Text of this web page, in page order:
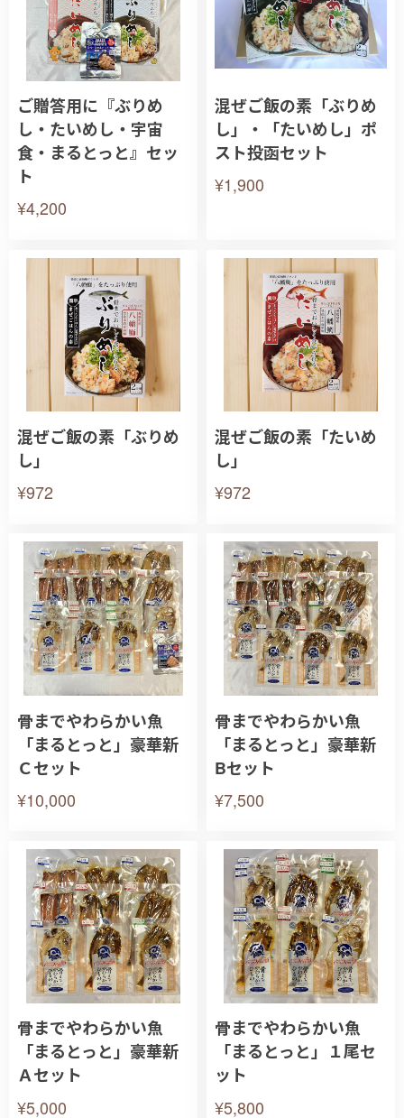
ご贈答用に『ぶりめ
し・たいめし・宇宙
食・まるとっと』セッ
ト
¥4,200
混ぜご飯の素「ぶりめ
し」・「たいめし」ポ
スト投函セット
¥1,900
混ぜご飯の素「ぶりめ
し」
¥972
混ぜご飯の素「たいめ
し」
¥972
骨までやわらかい魚
「まるとっと」豪華新
Ｃセット
¥10,000
骨までやわらかい魚
「まるとっと」豪華新
Bセット
¥7,500
骨までやわらかい魚
「まるとっと」豪華新
Ａセット
¥5,000
骨までやわらかい魚
「まるとっと」１尾セ
ット
¥5,800